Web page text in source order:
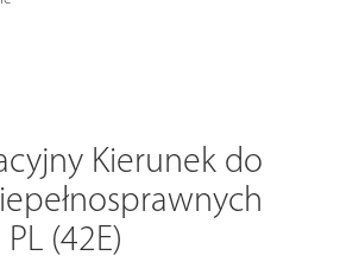
Kierunek do
(42E)